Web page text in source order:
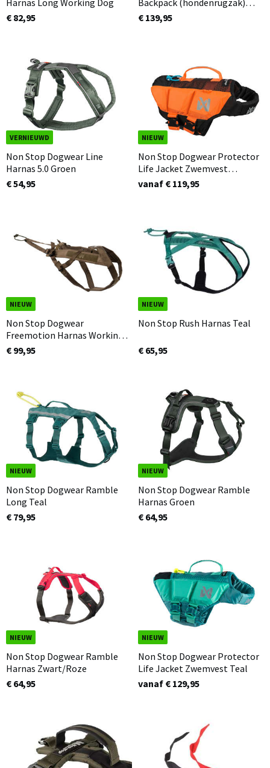
€ 82,95
Teal
€ 139,95
VERNIEUWD
Non Stop Dogwear Line
Harnas 5.0 Groen
€ 54,95
NIEUW
Non Stop Dogwear Protector
Life Jacket Zwemvest
Oranje/Zwart
vanaf € 119,95
NIEUW
Non Stop Dogwear
Freemotion Harnas Working
Dog
€ 99,95
NIEUW
Non Stop Rush Harnas Teal
€ 65,95
NIEUW
Non Stop Dogwear Ramble
Long Teal
€ 79,95
NIEUW
Non Stop Dogwear Ramble
Harnas Groen
€ 64,95
NIEUW
Non Stop Dogwear Ramble
Harnas Zwart/Roze
€ 64,95
NIEUW
Non Stop Dogwear Protector
Life Jacket Zwemvest Teal
vanaf € 129,95